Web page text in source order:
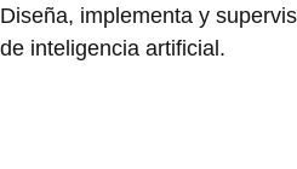
Diseña, implementa y
de inteligencia artificial.